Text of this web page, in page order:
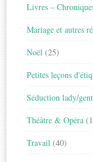
Livres –
Mariage et autres
Noël (25)
Petites leçons
Séduction lady/
Théâtre & Opéra
Travail (40)